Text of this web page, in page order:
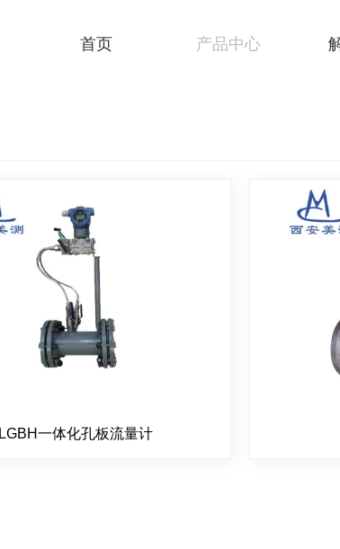
首页 产品中心
LGBH一体化孔板流量计